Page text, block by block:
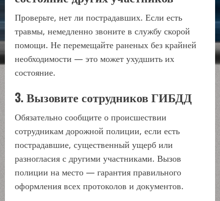
Проверьте, нет ли пострадавших. Если есть
травмы, немедленно звоните в службу скорой
помощи. Не перемещайте раненых без крайней
необходимости — это может ухудшить их
состояние.
3. Вызовите сотрудников ГИБДД
Обязательно сообщите о происшествии
сотрудникам дорожной полиции, если есть
пострадавшие, существенный ущерб или
разногласия с другими участниками. Вызов
полиции на место — гарантия правильного
оформления всех протоколов и документов.